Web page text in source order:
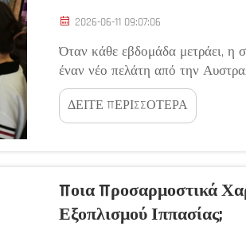
2026-06-11 09:07:06
Όταν κάθε εβδομάδα μετράει, η
έναν νέο πελάτη από την
σχολική μονάδα χρειαζόταν
αρχές Αυγούστου...
ΔΕΙΤΕ ΠΕΡΙΣΣΟΤΕΡΑ
Ποια Προσαρμοστικά
Εξοπλισμού Ιππασίας;